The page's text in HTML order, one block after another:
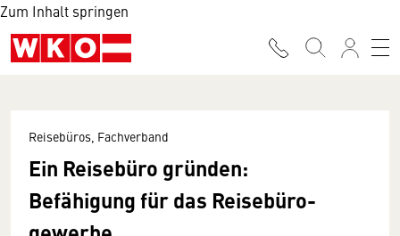
Zum Inhalt springen
Reisebüros, Fachverband
Ein Reisebüro gründen:
Befähigung für das Reisebüro­